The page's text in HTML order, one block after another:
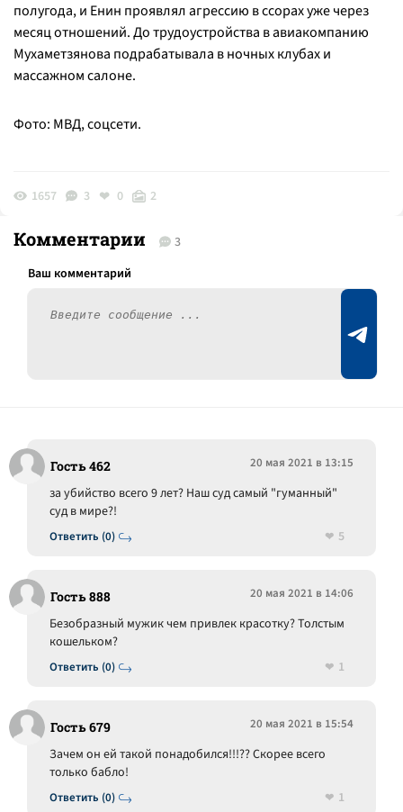
полугода, и Енин проявлял агрессию в ссорах уже через
месяц отношений. До трудоустройства в авиакомпанию
Мухаметзянова подрабатывала в ночных клубах и
массажном салоне.
Фото: МВД, соцсети.
1657 3 0 2
Комментарии 3
Гость 462 20 мая 2021 в 13:15
Ответить (0)
за убийство всего 9 лет? Наш суд самый "гуманный"
суд в мире?!
5
Гость 888 20 мая 2021 в 14:06
Ответить (0)
Безобразный мужик чем привлек красотку? Толстым
кошельком?
1
Гость 679 20 мая 2021 в 15:54
Ответить (0)
Зачем он ей такой понадобился!!!?? Скорее всего
только бабло!
1